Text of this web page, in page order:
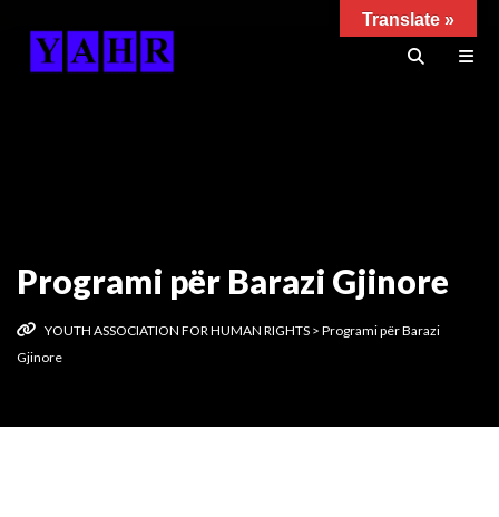
Programi për Barazi Gjinore
YOUTH ASSOCIATION FOR HUMAN RIGHTS > Programi për Barazi
Gjinore
Translate »